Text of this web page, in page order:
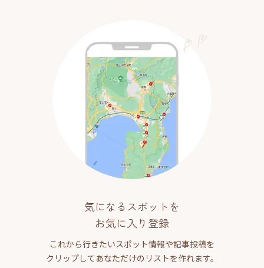
気になるスポットを
お気に入り登録
これから行きたいスポット情報や記事投稿を
クリップしてあなただけのリストを作れます。